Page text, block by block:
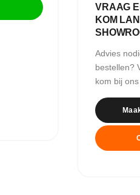
VRAAG
KOM
Advies
bestellen?
kom bij ons